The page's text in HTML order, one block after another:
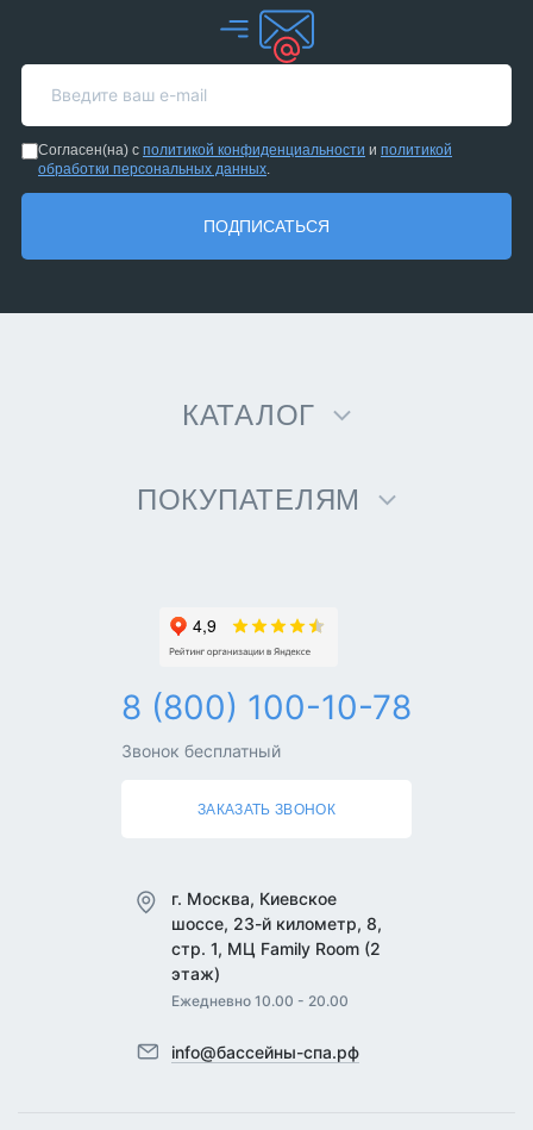
Согласен(на) с политикой конфиденциальности и политикой
обработки персональных данных
ПОДПИСАТЬСЯ
КАТАЛОГ
ПОКУПАТЕЛЯМ
8 (800) 100-10-78
Звонок бесплатный
ЗАКАЗАТЬ ЗВОНОК
г. Москва, Киевское
шоссе, 23-й километр, 8,
стр. 1, МЦ Family Room (2
этаж)
Ежедневно 10.00 - 20.00
info@бассейны-спа.рф